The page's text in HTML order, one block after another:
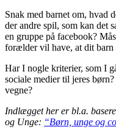
Snak med barnet om, hvad
der andre spil, som kan det
en gruppe på facebook?
forælder vil have, at dit
Har I nogle kriterier, som I
sociale medier til jeres
vegne?
Indlægget her er bl.a.
og Unge: “Børn, unge og